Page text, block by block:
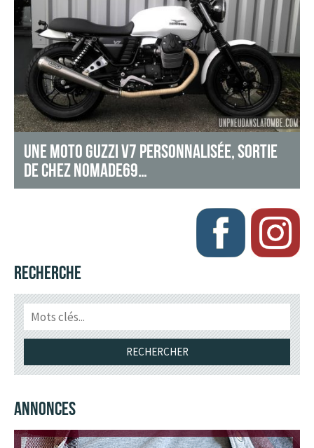
UNE MOTO GUZZI V7 PERSONNALISÉE, SORTIE
DE CHEZ NOMADE69…
RECHERCHE
ANNONCES